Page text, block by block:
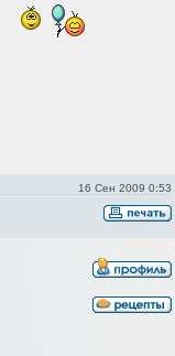
16 Сен 2009 0:53